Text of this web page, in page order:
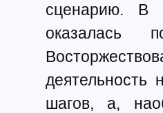
сценарию. В
оказалась
шагов, а,